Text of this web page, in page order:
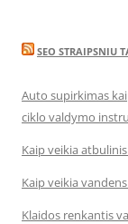
SEO STRAIPSNIU
Auto supirkimas
ciklo valdymo
Kaip veikia
Kaip veikia
Klaidos renkantis